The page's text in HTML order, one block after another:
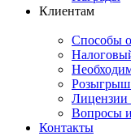
Клиентам
Способы
Розыгрыш
Лицензии
Вопросы
Контакты